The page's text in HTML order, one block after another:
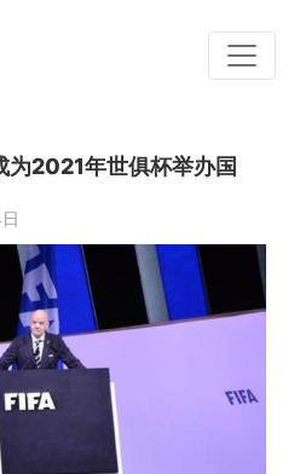
为2021年世俱杯举办国